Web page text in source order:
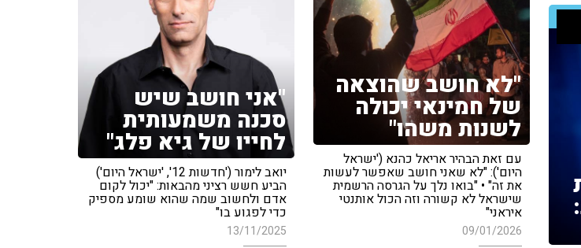
"לא חושב שהוצאה
של חמינאי יכולה
לשנות משהו"
עם זאת הבהיר אריאל כהנא ('ישראל
היום'): "לא שאני חושב שאפשר לעשות
את זה" • "בואו נלך על הגרסה הרשמית
שישראל לא קשורה וזה הכול אותנטי
איראני"
09/01/2026
"אני חושב שיש
סכנה משמעותית
לחייו של גיא פלג"
יואב לימור ('חדשות 12', 'ישראל היום')
הביע חשש רציני מהבאות: "יכול לקום
אדם ולחשוב שמה שהוא שומע מספיק
כדי לפגוע בו"
13/11/2025